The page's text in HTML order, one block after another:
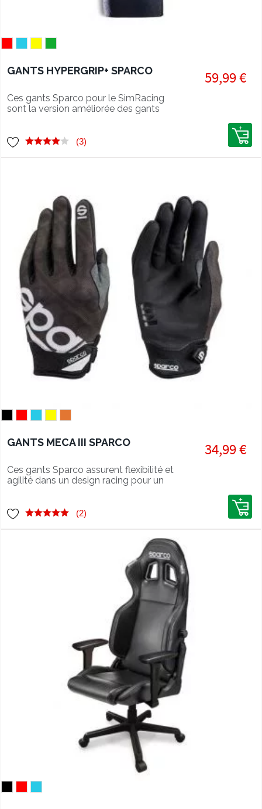
GANTS HYPERGRIP+ SPARCO
Ces gants Sparco pour le SimRacing
sont la version améliorée des gants
59,99 €
(3)
GANTS MECA III SPARCO
Ces gants Sparco assurent flexibilité et
agilité dans un design racing pour un
34,99 €
(2)